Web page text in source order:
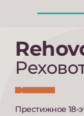
Престижное 18-